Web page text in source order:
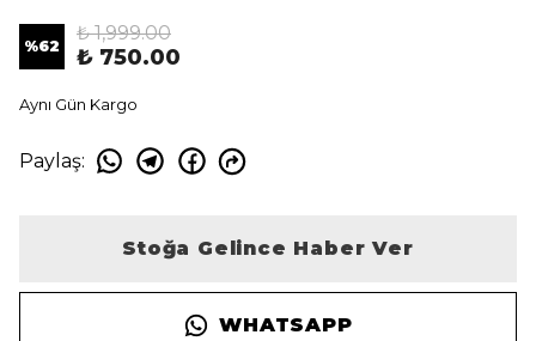
%62
₺ 1,999.00
₺ 750.00
Aynı Gün Kargo
Paylaş:
Stoğa Gelince Haber Ver
WHATSAPP